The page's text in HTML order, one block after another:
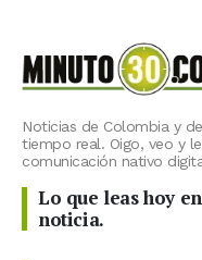
Noticias de Colombia y
tiempo real. Oigo, veo y
comunicación nativo
Lo que leas hoy
noticia.